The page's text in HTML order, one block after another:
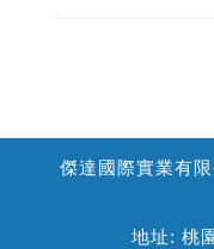
傑達國際實業有
地址: 桃